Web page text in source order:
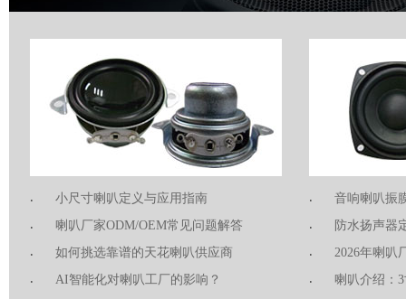
小尺寸喇叭定义与应用指南
音响喇叭振
喇叭厂家ODM/OEM常见问题解答
防水扬声器
如何挑选靠谱的天花喇叭供应商
AI智能化对喇叭工厂的影响？
喇叭介绍：